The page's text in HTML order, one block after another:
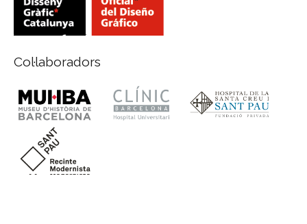
Col·laboradors